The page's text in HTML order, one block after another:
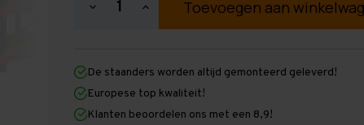
Hoeveelheid
2.500
mm
x
6.300
mm
Hoeveelheid
verhogen
2.500
mm
x
6.300
mm
De staanders worden altijd gemonteerd geleverd!
Europese top kwaliteit!
Klanten beoordelen ons met een 8,9!